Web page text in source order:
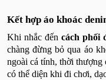
Kết hợp áo khoác
Khi nhắc đếncách phối
chàng đừng bỏ qua áo
ngoài cá tính, thời thượng
có thể diện khi đi chơi,